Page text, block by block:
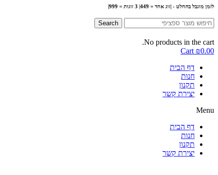
לזמן מוגבל בהחלט - |זוג אחד = 449| 3 זוגות = 999|
Search
No products in the cart.
₪0.00
Cart
דף הבית
חנות
תקנון
יצירת קשר
Menu
דף הבית
חנות
תקנון
יצירת קשר